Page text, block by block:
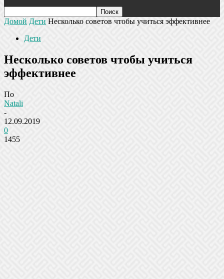
Домой Дети Несколько советов чтобы учиться эффективнее
Дети
Несколько советов чтобы учиться
эффективнее
По
Natali
-
12.09.2019
0
1455